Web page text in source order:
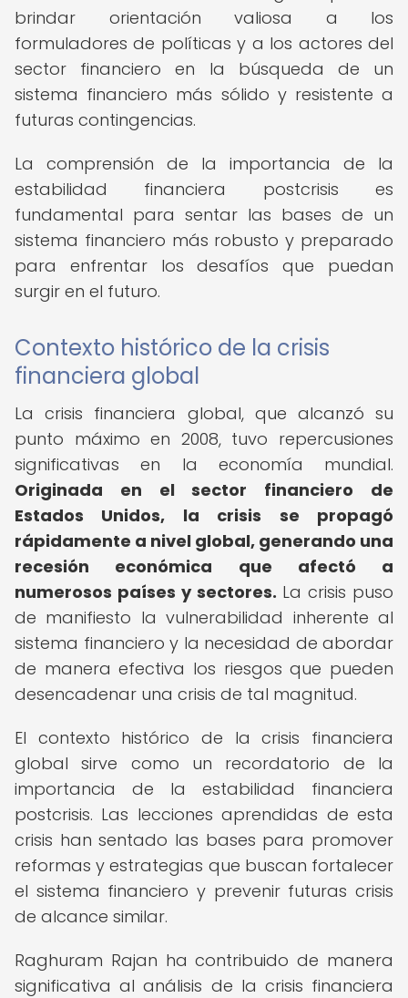
brindar orientación valiosa a los
formuladores de políticas y a los actores del
sector financiero en la búsqueda de un
sistema financiero más sólido y resistente a
futuras contingencias.
La comprensión de la importancia de la
estabilidad financiera postcrisis es
fundamental para sentar las bases de un
sistema financiero más robusto y preparado
para enfrentar los desafíos que puedan
surgir en el futuro.
Contexto histórico de la crisis
financiera global
La crisis financiera global, que alcanzó su
punto máximo en 2008, tuvo repercusiones
significativas en la economía mundial.
Originada en el sector financiero de
Estados Unidos, la crisis se propagó
rápidamente a nivel global, generando una
recesión económica que afectó a
numerosos países y sectores. La crisis puso
de manifiesto la vulnerabilidad inherente al
sistema financiero y la necesidad de abordar
de manera efectiva los riesgos que pueden
desencadenar una crisis de tal magnitud.
El contexto histórico de la crisis financiera
global sirve como un recordatorio de la
importancia de la estabilidad financiera
postcrisis. Las lecciones aprendidas de esta
crisis han sentado las bases para promover
reformas y estrategias que buscan fortalecer
el sistema financiero y prevenir futuras crisis
de alcance similar.
Raghuram Rajan ha contribuido de manera
significativa al análisis de la crisis financiera